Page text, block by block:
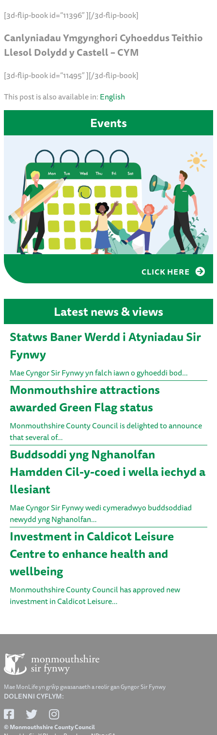
[3d-flip-book id=”11396″ ][/3d-flip-book]
Canlyniadau Ymgynghori Cyhoeddus Teithio
Llesol Dolydd y Castell – CYM
[3d-flip-book id=”11495″ ][/3d-flip-book]
This post is also available in:English
Events
CLICK HERE
Latest news & views
Statws Baner Werdd i Atyniadau Sir
Fynwy
Mae Cyngor Sir Fynwy yn falch iawn o gyhoeddi bod…
Monmouthshire attractions
awarded Green Flag status
Monmouthshire County Council is delighted to announce
that several of…
Buddsoddi yng Nghanolfan
Hamdden Cil-y-coed i wella iechyd a
llesiant
Mae Cyngor Sir Fynwy wedi cymeradwyo buddsoddiad
newydd yng Nghanolfan…
Investment in Caldicot Leisure
Centre to enhance health and
wellbeing
Monmouthshire County Council has approved new
investment in Caldicot Leisure…
Mae MonLife yn grŵp gwasanaeth a reolir gan Gyngor Sir Fynwy
DOLENNI CYFLYM:
© Monmouthshire County Council